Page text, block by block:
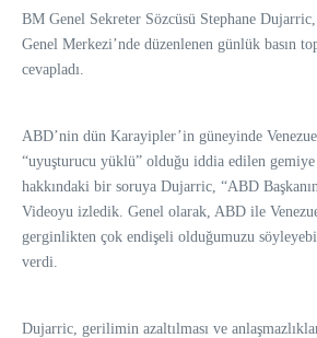
BM Genel Sekreter Sözcüsü Stephane
Genel Merkezi’nde düzenlenen günlük basın
cevapladı.
ABD’nin dün Karayipler’in güneyinde
“uyuşturucu yüklü” olduğu iddia edilen gemiye
hakkındaki bir soruya Dujarric, “ABD
Videoyu izledik. Genel olarak, ABD ile
gerginlikten çok endişeli olduğumuzu
verdi.
Dujarric, gerilimin azaltılması ve